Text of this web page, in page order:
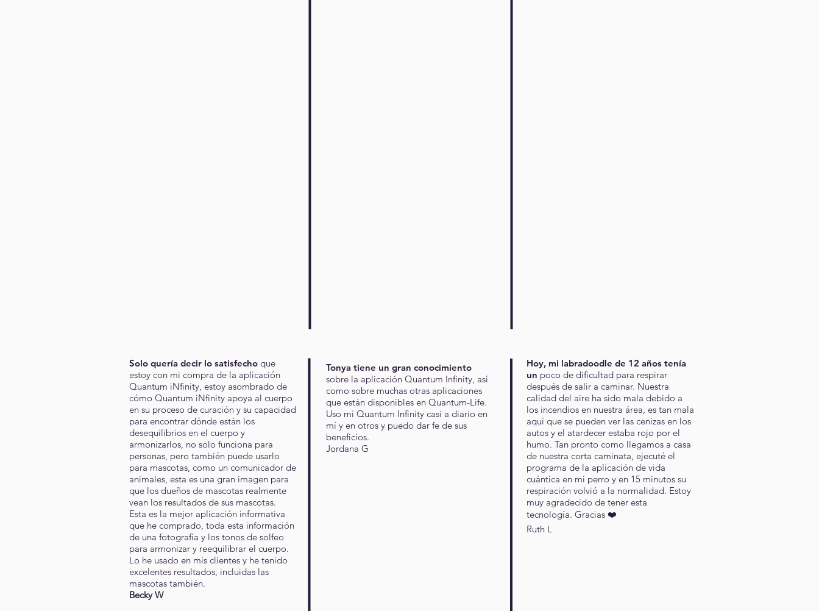
Solo quería decir lo satisfecho que
estoy con mi compra de la aplicación
Quantum iNfinity, estoy asombrado de
cómo Quantum iNfinity apoya al cuerpo
en su proceso de curación y su capacidad
para encontrar dónde están los
desequilibrios en el cuerpo y
armonizarlos, no solo funciona para
personas, pero también puede usarlo
para mascotas, como un comunicador de
animales, esta es una gran imagen para
que los dueños de mascotas realmente
vean los resultados de sus mascotas.
Esta es la mejor aplicación informativa
que he comprado, toda esta información
de una fotografía y los tonos de solfeo
para armonizar y reequilibrar el cuerpo.
Lo he usado en mis clientes y he tenido
excelentes resultados, incluidas las
mascotas también.
Becky W
Tonya tiene un gran conocimiento
sobre la aplicación Quantum Infinity, así
como sobre muchas otras aplicaciones
que están disponibles en Quantum-Life.
Uso mi Quantum Infinity casi a diario en
mí y en otros y puedo dar fe de sus
beneficios.
Jordana G
Hoy, mi labradoodle de 12 años tenía
un poco de dificultad para respirar
después de salir a caminar. Nuestra
calidad del aire ha sido mala debido a
los incendios en nuestra área, es tan mala
aquí que se pueden ver las cenizas en los
autos y el atardecer estaba rojo por el
humo. Tan pronto como llegamos a casa
de nuestra corta caminata, ejecuté el
programa de la aplicación de vida
cuántica en mi perro y en 15 minutos su
respiración volvió a la normalidad. Estoy
muy agradecido de tener esta
tecnología. Gracias ❤️
Ruth L